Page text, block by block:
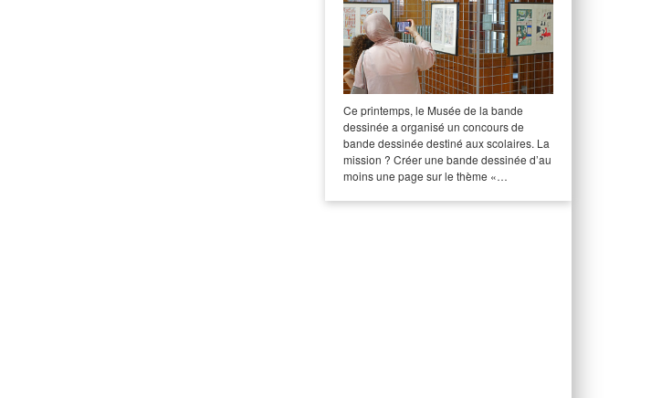
Ce printemps, le Musée de la bande
dessinée a organisé un concours de
bande dessinée destiné aux scolaires. La
mission ? Créer une bande dessinée d’au
moins une page sur le thème «…